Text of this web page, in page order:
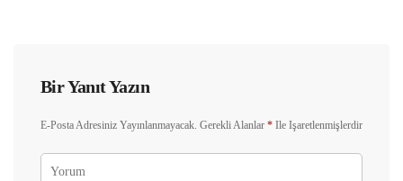
Bir Yanıt Yazın
E-Posta Adresiniz Yayınlanmayacak. Gerekli Alanlar * Ile Işaretlenmişlerdir